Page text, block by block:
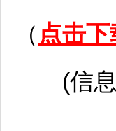
（ 点击下
(信息